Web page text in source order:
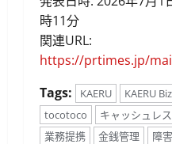
時11分
関連URL:
https://prtimes.jp/
Tags:
KAERU
KAERU Biz
tocotoco
キャッシュレ
業務提携
金銭管理
障